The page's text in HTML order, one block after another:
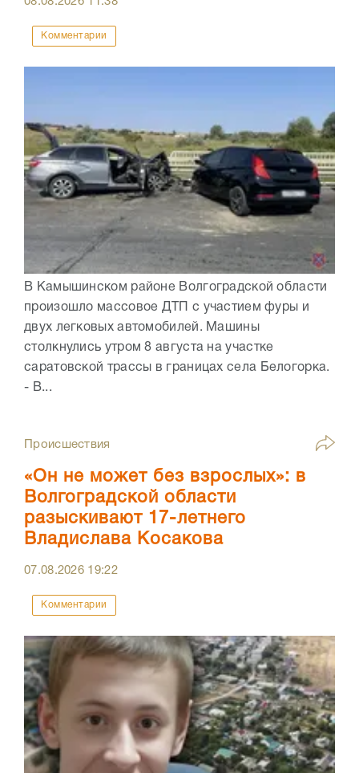
Комментарии
В Камышинском районе Волгоградской области
произошло массовое ДТП с участием фуры и
двух легковых автомобилей. Машины
столкнулись утром 8 августа на участке
саратовской трассы в границах села Белогорка.
- В...
Происшествия
«Он не может без взрослых»: в
Волгоградской области
разыскивают 17-летнего
Владислава Косакова
07.08.2026 19:22
Комментарии